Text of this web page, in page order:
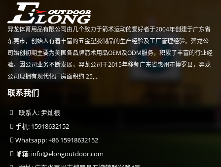
羿龙体育用品有限公司由几个致力于箭术运动的爱好者于2004年创建于广东省
东莞市，创始人有着丰富的五金塑胶制品的生产经验及工厂管理经验。羿龙公
司始创初期主要为美国各品牌箭术用品OEM及ODM服务，积累了丰富的行业经
验。因公司业务不断发展，羿龙公司于2015年移师广东省惠州市博罗县，羿龙
公司现拥有现代化厂房面积约 25,...
联系我们
联系人: 尹灿根
手机: 15918632152
Whatsapp: +86 15918632152
邮箱: info@elongoutdoor.com